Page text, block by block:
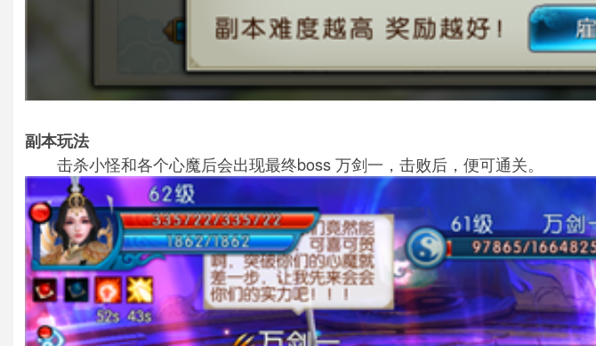
副本玩法
击杀小怪和各个心魔后会出现最终boss 万剑一，击败后，便可通关。